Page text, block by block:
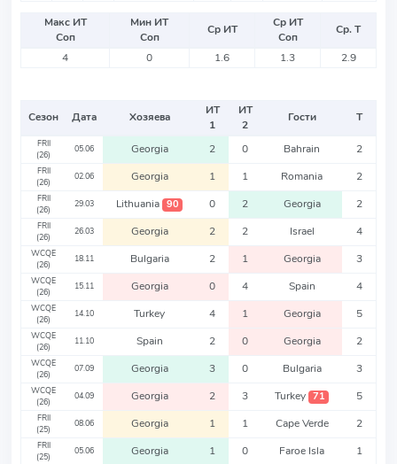
Макс ИТ
Соп
Мин ИТ
Соп
Ср ИТ
Ср ИТ
Соп
Ср. Т
4
0 1.6 1.3 2.9
Сезон Дата Хозяева
ИТ
1
ИТ
2
Гости Т
FRII
(26)
05.06 Georgia 2 0 Bahrain 2
FRII
(26)
02.06 Georgia 1 1 Romania 2
FRII
(26)
29.03 Lithuania 90 0 2 Georgia 2
FRII
(26)
26.03 Georgia 2 2 Israel 4
WCQE
(26)
18.11 Bulgaria 2 1 Georgia 3
WCQE
(26)
15.11 Georgia 0 4 Spain 4
WCQE
(26)
14.10 Turkey 4 1 Georgia 5
WCQE
(26)
11.10 Spain 2 0 Georgia 2
WCQE
(26)
07.09 Georgia 3 0 Bulgaria 3
WCQE
(26)
04.09 Georgia 2 3 Turkey 71 5
FRII
(25)
08.06 Georgia 1 1 Cape Verde 2
FRII
(25)
05.06 Georgia 1 0 Faroe Isla 1